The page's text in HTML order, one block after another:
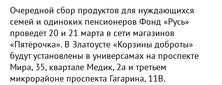
Очередной сбор продуктов для нуждающихся
семей и одиноких пенсионеров Фонд «Русь»
проведёт 20 и 21 марта в сети магазинов
«Пятёрочка». В Златоусте «Корзины доброты»
будут установлены в универсамах на проспекте
Мира, 35, квартале Медик, 2а и третьем
микрорайоне проспекта Гагарина, 11В.